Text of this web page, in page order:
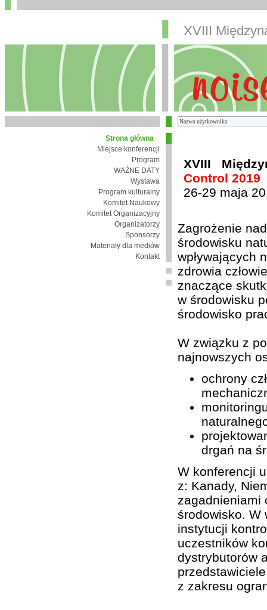
XVIII
Strona główna
Miejsce konferencji
Program
WAŻNE DATY
Wystawa
Program kulturalny
Komitet Naukowy
Komitet Organizacyjny
Organizatorzy
Sponsorzy
Materiały dla mediów
Kontakt
XVIII
Control 2019
26-29 maja
Zagrożenie
środowisku
wpływających
zdrowia
znaczące
w środowisku
środowisko
W związku z
najnowszych
ochrony
drgań na
W konferencji
z: Kanady,
zagadnieniami
środowisko. W
instytucji
uczestników
dystrybutorów
z zakresu